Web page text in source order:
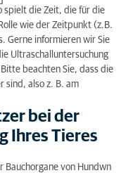
spielt die Zeit, die für die
wie der Zeitpunkt (z.B.
Gerne informieren wir Sie
Ultraschalluntersuchung
beachten Sie, dass die
sind, also z. B. am
bei der
Ihres Tieres
Bauchorgane von Hundwn